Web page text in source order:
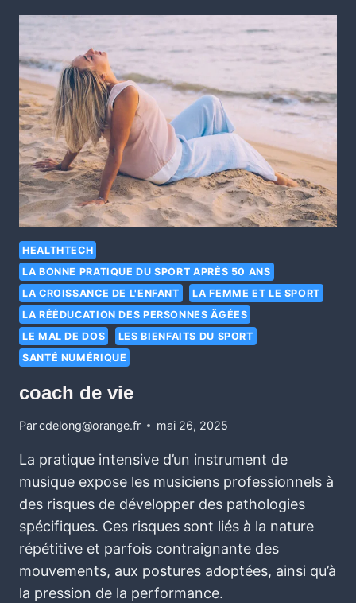
HEALTHTECH
LA BONNE PRATIQUE DU SPORT APRÈS 50 ANS
LA CROISSANCE DE L'ENFANT
LA FEMME ET LE SPORT
LA RÉÉDUCATION DES PERSONNES ÂGÉES
LE MAL DE DOS
LES BIENFAITS DU SPORT
SANTÉ NUMÉRIQUE
coach de vie
Parcdelong@orange.fr mai 26, 2025
La pratique intensive d’un instrument de
musique expose les musiciens professionnels à
des risques de développer des pathologies
spécifiques. Ces risques sont liés à la nature
répétitive et parfois contraignante des
mouvements, aux postures adoptées, ainsi qu’à
la pression de la performance.